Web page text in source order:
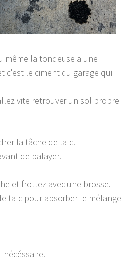
même la tondeuse a une
c'est le ciment du garage qui
vite retrouver un sol propre
la tâche de talc.
de balayer.
et frottez avec une brosse.
talc pour absorber le mélange
nécéssaire.